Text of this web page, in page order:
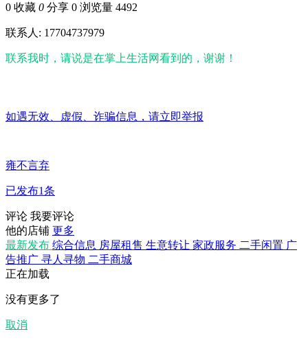
0 收藏 0 分享 0 浏览量 4492
联系人: 17704737979
联系我时，请说是在掌上生活网看到的，谢谢！
如遇无效、虚假、诈骗信息，请立即举报
雍不言弃
已发布1条
评论 我要评论
他的店铺 更多
最新发布 综合信息 房屋租售 生意转让 家政服务 二手闲置 广
告推广 寻人寻物 二手商城
正在加载
没有更多了
取消